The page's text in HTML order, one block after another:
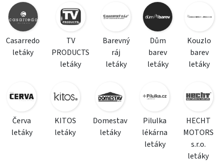
Casarredo
letáky
TV
PRODUCTS
letáky
Barevný
ráj
letáky
Dům
barev
letáky
Kouzlo
barev
letáky
Červa
letáky
KITOS
letáky
Domestav
letáky
Pilulka
lékárna
letáky
HECHT
MOTORS
s.r.o.
letáky